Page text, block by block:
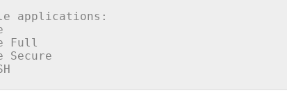
applications:
Full
Secure